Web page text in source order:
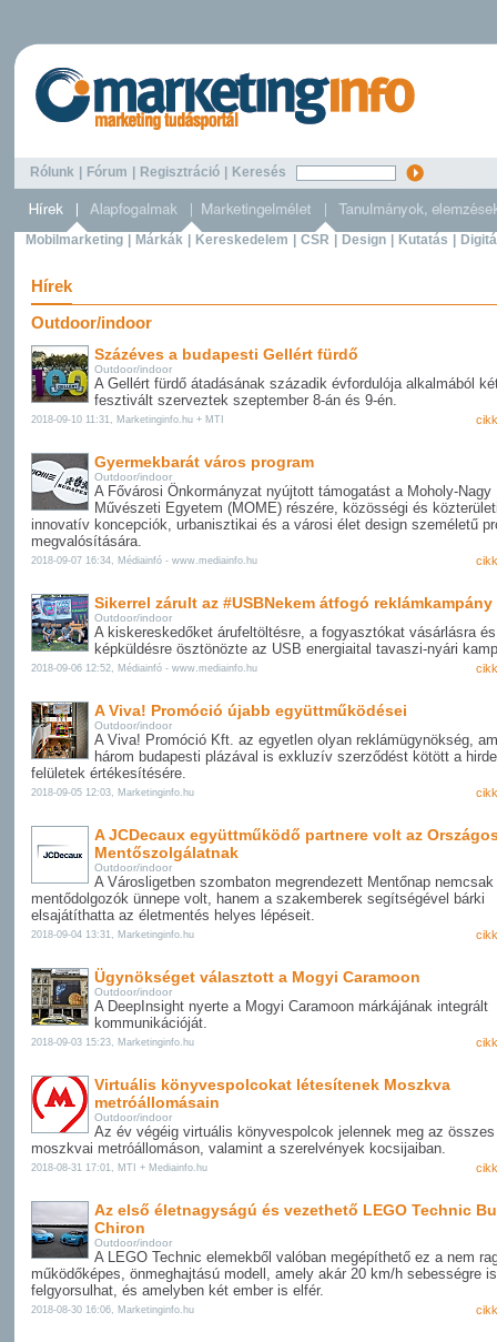
Rólunk Fórum Regisztráció Keresés
Mobilmarketing Márkák Kereskedelem CSR Design Kutatás
Hírek
Outdoor/indoor
Százéves a budapesti Gellért fürdő
Outdoor/indoor
A Gellért fürdő átadásának századik évfordulója alkalmából
fesztivált szerveztek szeptember 8-án és 9-én.
2018-09-10 11:31, Marketinginfo.hu + MTI
Gyermekbarát város program
Outdoor/indoor
A Fővárosi Önkormányzat nyújtott támogatást a Moholy-Nagy
Művészeti Egyetem (MOME) részére, közösségi és
innovatív koncepciók, urbanisztikai és a városi élet design személetű
megvalósítására.
2018-09-07 16:34, Médiainfó - www.mediainfo.hu
Sikerrel zárult az #USBNekem átfogó reklámkampány
Outdoor/indoor
A kiskereskedőket árufeltöltésre, a fogyasztókat vásárlásra és
képküldésre ösztönözte az USB energiaital tavaszi-nyári
2018-09-06 12:52, Médiainfó - www.mediainfo.hu
A Viva! Promóció újabb együttműködései
Outdoor/indoor
A Viva! Promóció Kft. az egyetlen olyan reklámügynökség,
három budapesti plázával is exkluzív szerződést kötött a
felületek értékesítésére.
2018-09-05 12:03, Marketinginfo.hu
A JCDecaux együttműködő partnere volt az
Mentőszolgálatnak
Outdoor/indoor
A Városligetben szombaton megrendezett Mentőnap nemcsak
mentődolgozók ünnepe volt, hanem a szakemberek segítségével bárki
elsajátíthatta az életmentés helyes lépéseit.
2018-09-04 13:31, Marketinginfo.hu
Ügynökséget választott a Mogyi Caramoon
Outdoor/indoor
A DeepInsight nyerte a Mogyi Caramoon márkájának integrált
kommunikációját.
2018-09-03 15:23, Marketinginfo.hu
Virtuális könyvespolcokat létesítenek Moszkva
metróállomásain
Outdoor/indoor
Az év végéig virtuális könyvespolcok jelennek meg az összes
moszkvai metróállomáson, valamint a szerelvények kocsijaiban.
2018-08-31 17:01, MTI + Mediainfo.hu
Az első életnagyságú és vezethető LEGO Technic
Chiron
Outdoor/indoor
A LEGO Technic elemekből valóban megépíthető ez a nem
működőképes, önmeghajtású modell, amely akár 20 km/h sebességre is
felgyorsulhat, és amelyben két ember is elfér.
2018-08-30 16:06, Marketinginfo.hu